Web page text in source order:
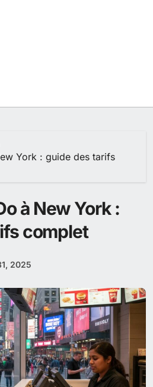
York : guide des tarifs
à New York :
complet
2025